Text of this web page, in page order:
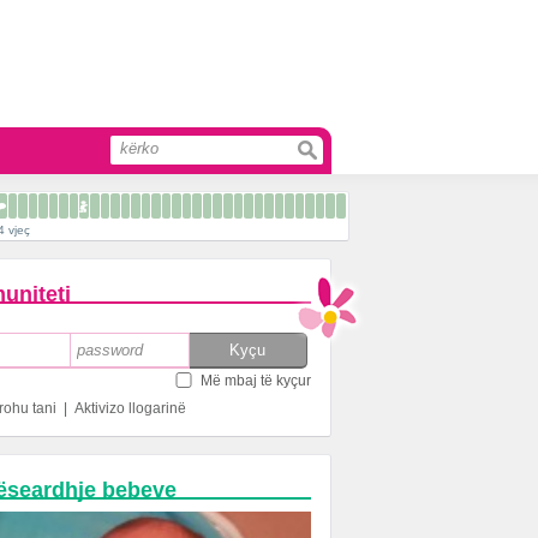
vjeç
Më mbaj të kyçur
tani
Aktivizo llogarinë
bebeve